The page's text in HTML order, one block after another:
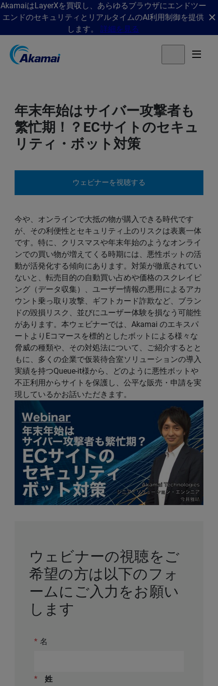
AkamaiはLayerXを買収し、あらゆるブラウザにエンドツー
エンドのセキュリティとリアルタイムのAI利用制御を提供
します。 詳細を見る
年末年始はサイバー攻撃者も
繁忙期！？ECサイトのセキュ
リティ・ボット対策
ウェビナーを視聴する
今や、オンラインで大抵の物が購入できる時代です
が、その利便性とセキュリティ上のリスクは表裏一体
です。特に、クリスマスや年末年始のようなオンライ
ンでの買い物が増えてくる時期には、悪性ボットの活
動が活発化する傾向にあります。対策が徹底されてい
ないと、転売目的の自動買い占めや価格のスクレイピ
ング（データ収集）、ユーザー情報の悪用によるアカ
ウント乗っ取り攻撃、ギフトカード詐欺など、ブラン
ドの毀損リスク、並びにユーザー体験を損なう可能性
があります。本ウェビナーでは、Akamai のエキスパ
ートよりEコマースを標的としたボットによる様々な
脅威の種類や、その対処法について、ご紹介するとと
もに、多くの企業で仮装待合室ソリューションの導入
実績を持つQueue-it様から、どのように悪性ボットや
不正利用からサイトを保護し、公平な販売・申請を実
現しているかお話いただきます。
ウェビナーの視聴をご
希望の方は以下のフォ
ームにご入力をお願い
します
* 名
* 姓